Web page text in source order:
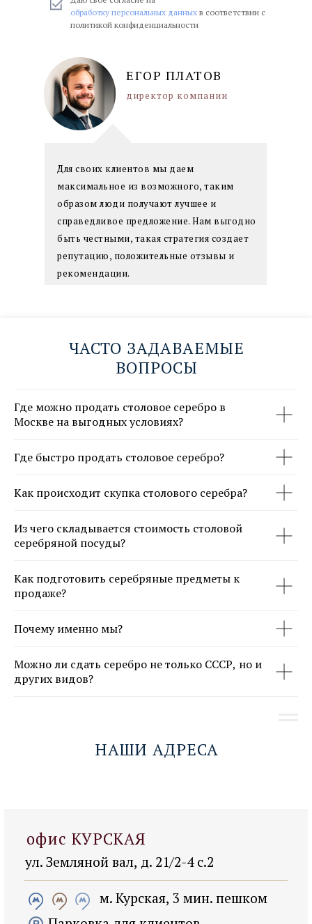
Для своих клиентов мы даем
максимальное из возможного, таким
образом люди получают лучшее и
справедливое предложение. Нам выгодно
быть честными, такая стратегия создает
репутацию, положительные отзывы и
рекомендации.
ЕГОР ПЛАТОВ
директор компании
НАПИШИТЕ ДИРЕКТОРУ →
обработку персональных данных в соответствии с
политикой конфиденциальности
ЧАСТО ЗАДАВАЕМЫЕ
ВОПРОСЫ
Где можно продать столовое серебро в
Москве на выгодных условиях?
Где быстро продать столовое серебро?
Как происходит скупка столового серебра?
Из чего складывается стоимость столовой
серебряной посуды?
Как подготовить серебряные предметы к
продаже?
Почему именно мы?
Можно ли сдать серебро не только СССР, но и
других видов?
НАШИ АДРЕСА